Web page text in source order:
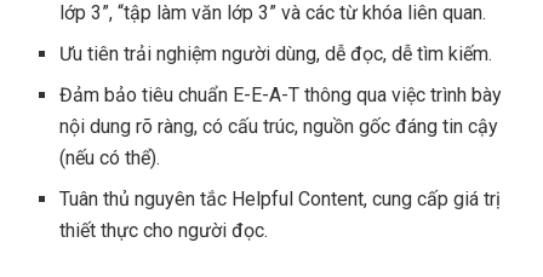
lớp 3”, “tập làm văn lớp 3” và các từ khóa liên quan.
Ưu tiên trải nghiệm người dùng, dễ đọc, dễ tìm kiếm.
Đảm bảo tiêu chuẩn E-E-A-T thông qua việc trình bày
nội dung rõ ràng, có cấu trúc, nguồn gốc đáng tin cậy
(nếu có thể).
Tuân thủ nguyên tắc Helpful Content, cung cấp giá trị
thiết thực cho người đọc.